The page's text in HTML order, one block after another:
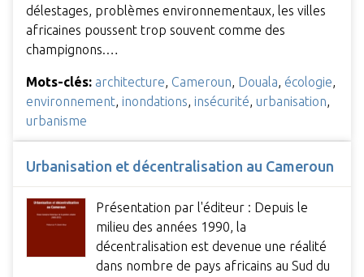
délestages, problèmes environnementaux, les villes
africaines poussent trop souvent comme des
champignons.…
Mots-clés: architecture, Cameroun, Douala, écologie,
environnement, inondations, insécurité, urbanisation,
urbanisme
Urbanisation et décentralisation au Cameroun
Présentation par l'éditeur : Depuis le
milieu des années 1990, la
décentralisation est devenue une réalité
dans nombre de pays africains au Sud du